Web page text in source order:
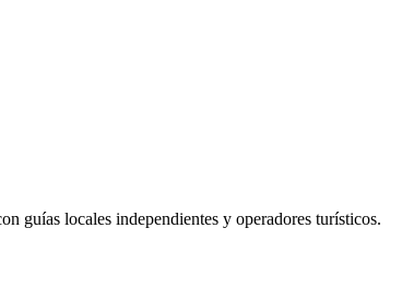
guías locales independientes y operadores turísticos.